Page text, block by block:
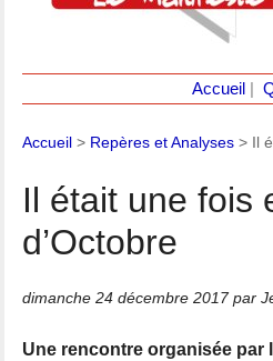
Accueil
Accueil > Repères et Analyses > Il
Il était une fois
d’Octobre
dimanche 24 décembre 2017par
Une rencontre organisée par